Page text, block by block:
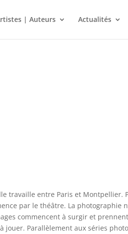
| Auteurs Actualités
travaille entre Paris et Montpellier.
par le théâtre. La photographie
commencent à surgir et
jouer. Parallèlement aux séries